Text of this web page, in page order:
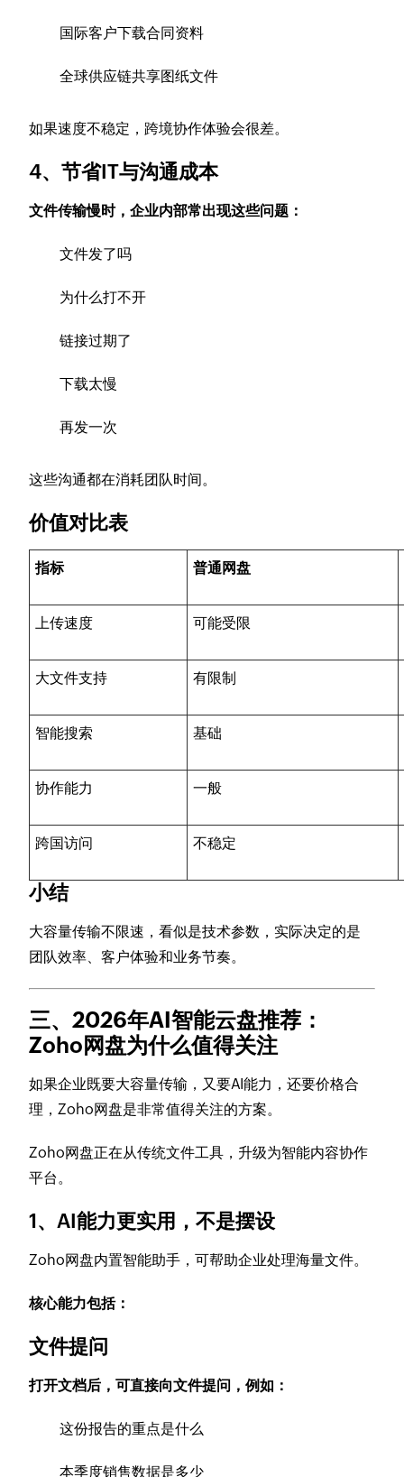
国际客户下载合同资料
全球供应链共享图纸文件
如果速度不稳定，跨境协作体验会很差。
4、节省IT与沟通成本
文件传输慢时，企业内部常出现这些问题：
文件发了吗
为什么打不开
链接过期了
下载太慢
再发一次
这些沟通都在消耗团队时间。
价值对比表
指标 普通网盘
上传速度 可能受限
大文件支持 有限制
智能搜索 基础
协作能力 一般
跨国访问 不稳定
小结
大容量传输不限速，看似是技术参数，实际决定的是
团队效率、客户体验和业务节奏。
三、2026年AI智能云盘推荐：
Zoho网盘为什么值得关注
如果企业既要大容量传输，又要AI能力，还要价格合
理，Zoho网盘是非常值得关注的方案。
Zoho网盘正在从传统文件工具，升级为智能内容协作
平台。
1、AI能力更实用，不是摆设
Zoho网盘内置智能助手，可帮助企业处理海量文件。
核心能力包括：
文件提问
打开文档后，可直接向文件提问，例如：
这份报告的重点是什么
本季度销售数据是多少